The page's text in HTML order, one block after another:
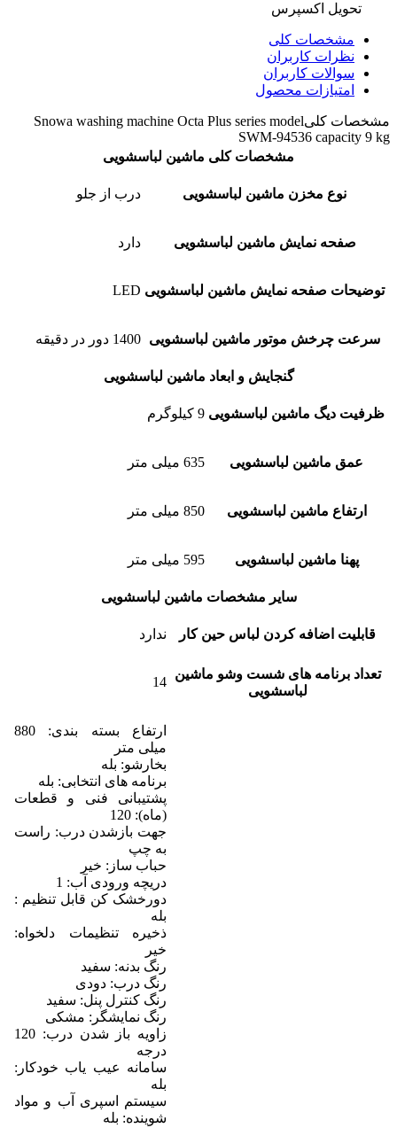
تحویل اکسپرس
مشخصات کلی
نظرات کاربران
سوالات کاربران
امتیازات محصول
مشخصات کلیSnowa washing machine Octa Plus series model
SWM-94536 capacity 9 kg
مشخصات کلی ماشین لباسشویی
نوع مخزن ماشین لباسشویی درب از جلو
صفحه نمایش ماشین لباسشویی دارد
توضیحات صفحه نمایش ماشین لباسشویی LED
سرعت چرخش موتور ماشین لباسشویی 1400 دور در دقیقه
گنجایش و ابعاد ماشین لباسشویی
ظرفیت دیگ ماشین لباسشویی 9 کیلوگرم
عمق ماشین لباسشویی 635 میلی متر
ارتفاع ماشین لباسشویی 850 میلی متر
پهنا ماشین لباسشویی 595 میلی متر
سایر مشخصات ماشین لباسشویی
قابلیت اضافه کردن لباس حین کار ندارد
تعداد برنامه های شست وشو ماشین
لباسشویی
14
ارتفاع بسته ‌بندی: 880
میلی متر
بخارشو: بله
برنامه های انتخابی: بله
پشتیبانی فنی و قطعات
(ماه): 120
جهت بازشدن درب: راست
به چپ
حباب ساز: خیر
دریچه ورودی آب: 1
دورخشک کن قابل تنظیم :
بله
ذخیره تنظیمات دلخواه:
خیر
رنگ بدنه: سفید
رنگ درب: دودی
رنگ کنترل پنل: سفید
رنگ نمایشگر: مشکی
زاویه باز شدن درب: 120
درجه
سامانه عیب یاب خودکار:
بله
سیستم اسپری آب و مواد
شوینده: بله